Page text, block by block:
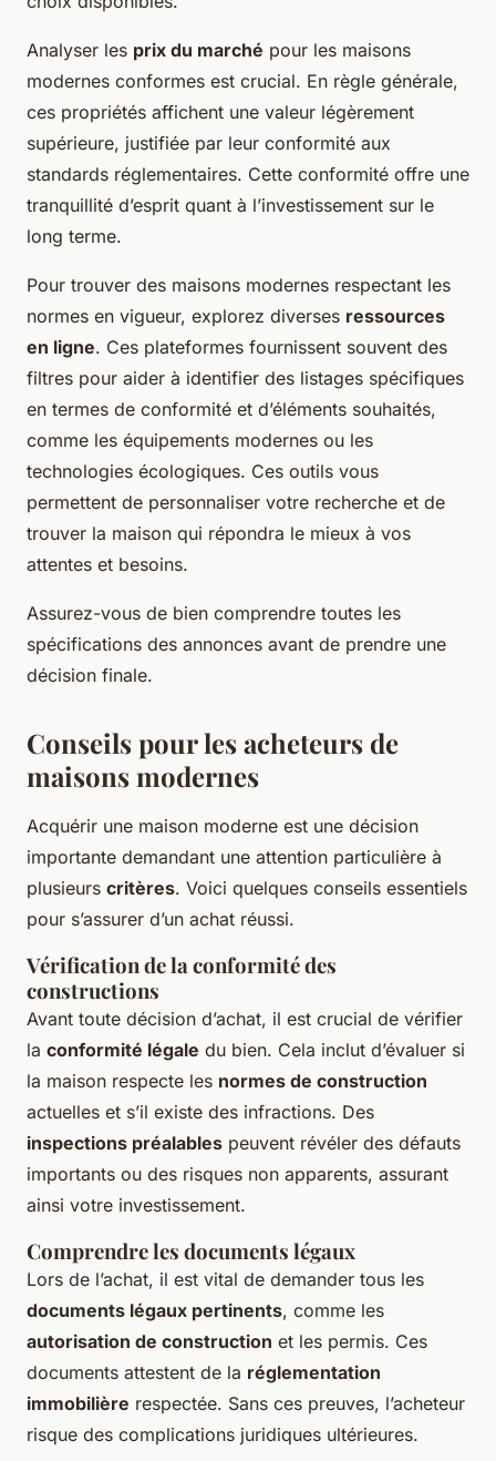
Analyser les prix du marché pour les maisons
modernes conformes est crucial. En règle générale,
ces propriétés affichent une valeur légèrement
supérieure, justifiée par leur conformité aux
standards réglementaires. Cette conformité offre une
tranquillité d’esprit quant à l’investissement sur le
long terme.
Pour trouver des maisons modernes respectant les
normes en vigueur, explorez diverses ressources
en ligne. Ces plateformes fournissent souvent des
filtres pour aider à identifier des listages spécifiques
en termes de conformité et d’éléments souhaités,
comme les équipements modernes ou les
technologies écologiques. Ces outils vous
permettent de personnaliser votre recherche et de
trouver la maison qui répondra le mieux à vos
attentes et besoins.
Assurez-vous de bien comprendre toutes les
spécifications des annonces avant de prendre une
décision finale.
Conseils pour les acheteurs de
maisons modernes
Acquérir une maison moderne est une décision
importante demandant une attention particulière à
plusieurs critères. Voici quelques conseils essentiels
pour s’assurer d’un achat réussi.
Vérification de la conformité des
constructions
Avant toute décision d’achat, il est crucial de vérifier
la conformité légale du bien. Cela inclut d’évaluer si
la maison respecte les normes de construction
actuelles et s’il existe des infractions. Des
inspections préalables peuvent révéler des défauts
importants ou des risques non apparents, assurant
ainsi votre investissement.
Comprendre les documents légaux
Lors de l’achat, il est vital de demander tous les
documents légaux pertinents, comme les
autorisation de construction et les permis. Ces
documents attestent de la réglementation
immobilière respectée. Sans ces preuves, l’acheteur
risque des complications juridiques ultérieures.